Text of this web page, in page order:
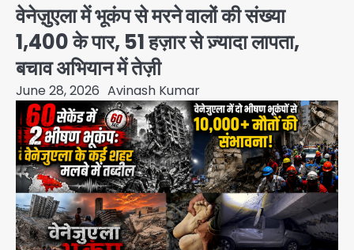
वेनेज़ुएला में भूकंप से मरने वालों की संख्या
1,400 के पार, 51 हज़ार से ज़्यादा लापता,
बचाव अभियान में तेज़ी
June 28, 2026 Avinash Kumar